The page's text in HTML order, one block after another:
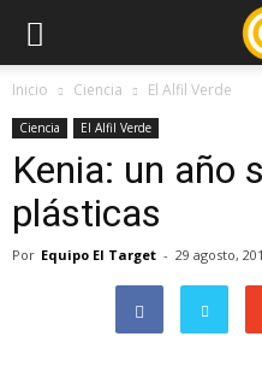
Inicio Ciencia El Alfil Verde
Ciencia El Alfil Verde
Kenia: un año
plásticas
Por Equipo El Target - 29 agosto,